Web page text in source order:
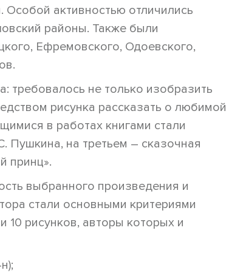
Особой активностью отличились
районы. Также были
Ефремовского, Одоевского,
требовалось не только изобразить
рисунка рассказать о любимой
в работах книгами стали
Пушкина, на третьем – сказочная
принц».
выбранного произведения и
стали основными критериями
10 рисунков, авторы которых и